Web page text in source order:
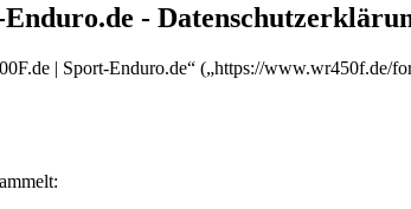
-
| Sport-Enduro.de“ („https://www.wr450f.de/